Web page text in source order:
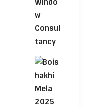
RM200.00 through